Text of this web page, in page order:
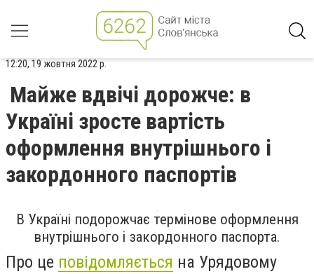
12:20, 19 жовтня 2022 р.
Майже вдвічі дорожче: в
Україні зросте вартість
оформлення внутрішнього і
закордонного паспортів
В Україні подорожчає термінове оформлення
внутрішнього і закордонного паспорта.
Про це повідомляється на Урядовому